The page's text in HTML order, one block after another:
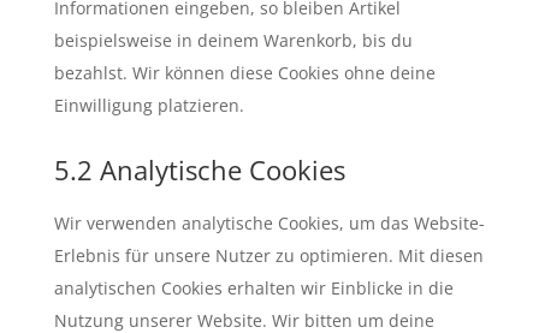
Informationen eingeben, so bleiben Artikel
beispielsweise in deinem Warenkorb, bis du
bezahlst. Wir können diese Cookies ohne deine
Einwilligung platzieren.
5.2 Analytische Cookies
Wir verwenden analytische Cookies, um das Website-
Erlebnis für unsere Nutzer zu optimieren. Mit diesen
analytischen Cookies erhalten wir Einblicke in die
Nutzung unserer Website. Wir bitten um deine